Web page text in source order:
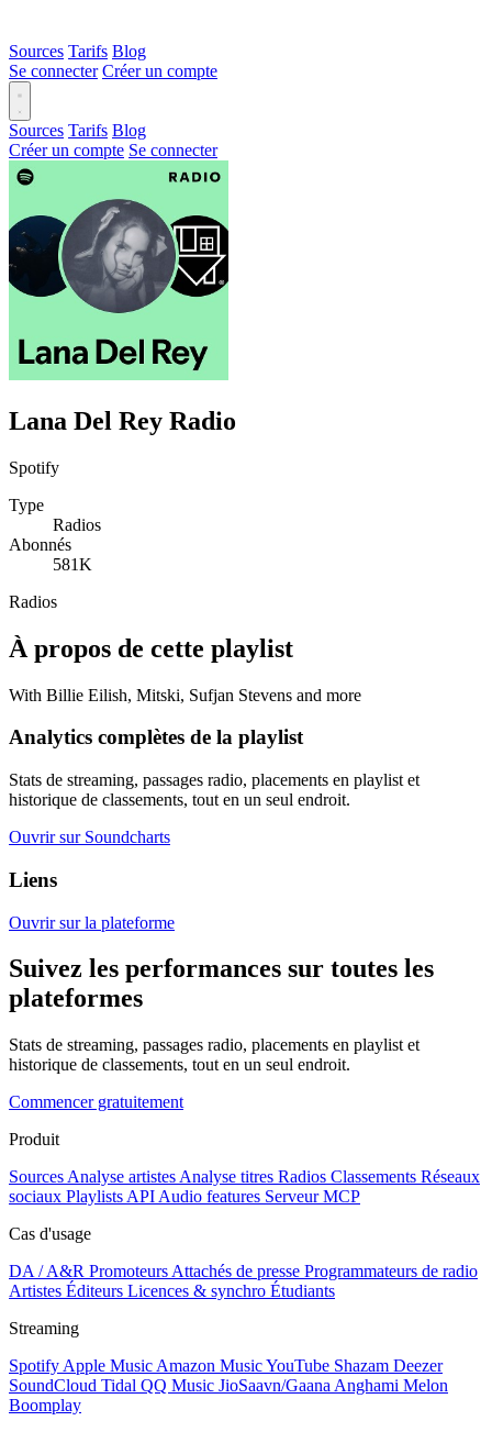
Sources Tarifs Blog
Se connecter Créer un compte
Sources Tarifs Blog
Créer un compte Se connecter
Lana Del Rey Radio
Spotify
Type
Radios
Abonnés
581K
Radios
À propos de cette playlist
With Billie Eilish, Mitski, Sufjan Stevens and more
Analytics complètes de la playlist
Stats de streaming, passages radio, placements en playlist et
historique de classements, tout en un seul endroit.
Ouvrir sur Soundcharts
Liens
Ouvrir sur la plateforme
Suivez les performances sur toutes les
plateformes
Stats de streaming, passages radio, placements en playlist et
historique de classements, tout en un seul endroit.
Commencer gratuitement
Produit
Sources Analyse artistes Analyse titres Radios Classements Réseaux
sociaux Playlists API Audio features Serveur MCP
Cas d'usage
DA / A&R Promoteurs Attachés de presse Programmateurs de radio
Artistes Éditeurs Licences & synchro Étudiants
Streaming
Spotify Apple Music Amazon MusicYouTube Shazam Deezer
SoundCloud Tidal QQ Music JioSaavn/Gaana Anghami Melon
Boomplay